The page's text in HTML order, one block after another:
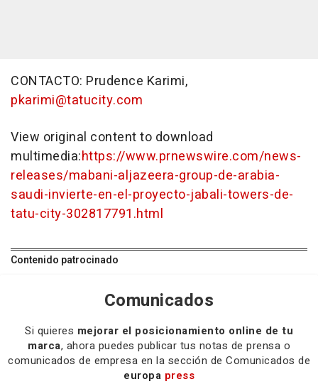
CONTACTO: Prudence Karimi,
pkarimi@tatucity.com
View original content to download
multimedia:https://www.prnewswire.com/news-
releases/mabani-aljazeera-group-de-arabia-
saudi-invierte-en-el-proyecto-jabali-towers-de-
tatu-city-302817791.html
Contenido patrocinado
Comunicados
Si quieres mejorar el posicionamiento online de tu
marca, ahora puedes publicar tus notas de prensa o
comunicados de empresa en la sección de Comunicados de
europa press